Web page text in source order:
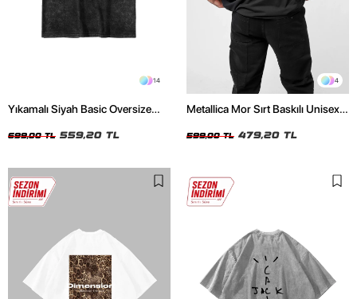
14
Yıkamalı Siyah Basic Oversize
699,00 TL 559,20 TL
4
Metallica Mor Sırt Baskılı Unisex
599,00 TL 479,20 TL